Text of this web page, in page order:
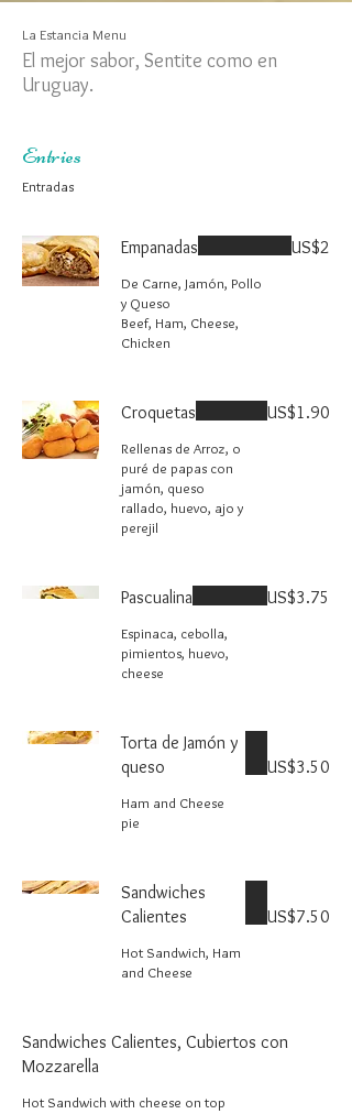
La Estancia Menu
El mejor sabor, Sentite como en
Uruguay.
Entries
Entradas
Empanadas
De Carne, Jamón, Pollo
y Queso
Beef, Ham, Cheese,
Chicken
US$2
Croquetas
Rellenas de Arroz, o
puré de papas con
jamón, queso
rallado, huevo, ajo y
perejil
US$1.90
Pascualina
Espinaca, cebolla,
pimientos, huevo,
cheese
US$3.75
Torta de Jamón y
queso
Ham and Cheese
pie
US$3.50
Sandwiches
Calientes
Hot Sandwich, Ham
and Cheese
US$7.50
Sandwiches Calientes, Cubiertos con
Mozzarella
Hot Sandwich with cheese on top